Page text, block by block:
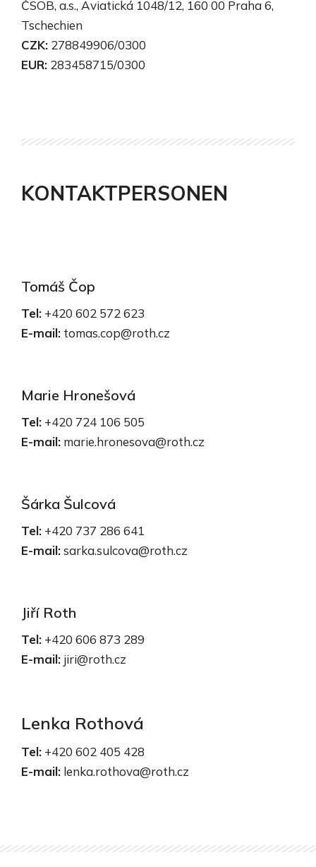
ČSOB, a.s., Aviatická 1048/12, 160 00 Praha 6,
Tschechien
CZK: 278849906/0300
EUR: 283458715/0300
KONTAKTPERSONEN
Tomáš Čop
Tel: +420 602 572 623
E-mail: tomas.cop@roth.cz
Marie Hronešová
Tel: +420 724 106 505
E-mail: marie.hronesova@roth.cz
Šárka Šulcová
Tel: +420 737 286 641
E-mail:sarka.sulcova@roth.cz
Jiří Roth
Tel: +420 606 873 289
E-mail: jiri@roth.cz
Lenka Rothová
Tel: +420 602 405 428
E-mail: lenka.rothova@roth.cz